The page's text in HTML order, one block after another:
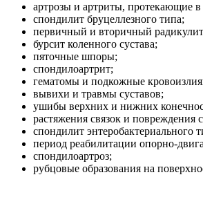
артрозы и артриты, протекающие
спондилит бруцеллезного типа;
первичный и вторичный
бурсит коленного сустава;
пяточные шпоры;
спондилоартрит;
гематомы и подкожные
вывихи и травмы суставов;
ушибы верхних и нижних
растяжения связок и повреждения
спондилит энтеробактериального
период реабилитации опорно-
спондилоартроз;
рубцовые образования на